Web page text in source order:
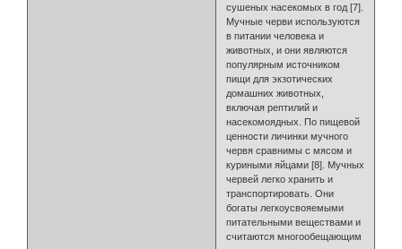
сушеных насекомых в год [7].
Мучные черви используются
в питании человека и
животных, и они являются
популярным источником
пищи для экзотических
домашних животных,
включая рептилий и
насекомоядных. По пищевой
ценности личинки мучного
червя сравнимы с мясом и
куриными яйцами [8]. Мучных
червей легко хранить и
транспортировать. Они
богаты легкоусвояемыми
питательными веществами и
считаются многообещающим